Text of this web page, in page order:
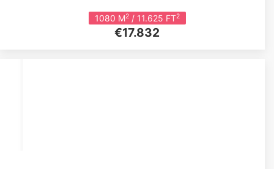
1080 M2/ 11.625 FT2
€17.832